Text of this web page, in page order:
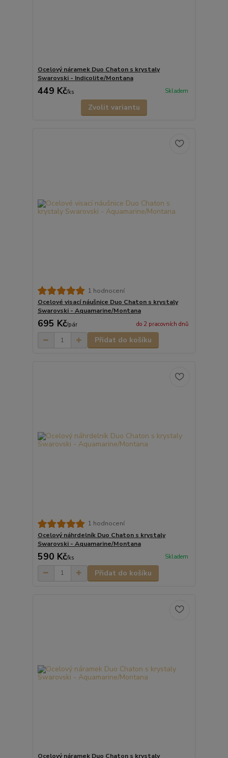
Ocelový náramek Duo Chaton s krystaly
Swarovski - Indicolite/Montana
449 Kč/ks Skladem
Zvolit variantu
1 hodnocení
Ocelové visací náušnice Duo Chaton s krystaly
Swarovski - Aquamarine/Montana
695 Kč/pár do 2 pracovních dnů
Přidat do košíku
1 hodnocení
Ocelový náhrdelník Duo Chaton s krystaly
Swarovski - Aquamarine/Montana
590 Kč/ks Skladem
Přidat do košíku
Ocelový náramek Duo Chaton s krystaly